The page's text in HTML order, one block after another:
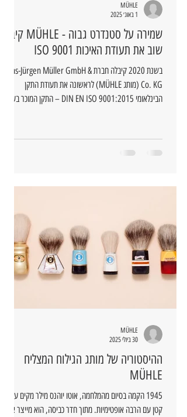
שמירה על סטנדרט גבוה - MÜHLE קיבלה
שוב את תעודת האיכות ISO 9001
בשנת 2020 קיבלה חברת Hans-Jürgen Müller GmbH &
Co. KG (מותג MÜHLE) לראשונה את תעודת התקן
הבינלאומי DIN EN ISO 9001:2015 – התקן המוכר בעולם
MÜHLE
1 באוג׳ 2025
ההיסטוריה של מותג הגילוח המצליח
MÜHLE
1945 הקמה בסיום מהמלחמה, אוטו יוהנס מילר מקים עסק
קטן עם הרבה אופטימיות. מתוך חדר כביסה, הוא מייצר את
MÜHLE
30 ביולי 2025